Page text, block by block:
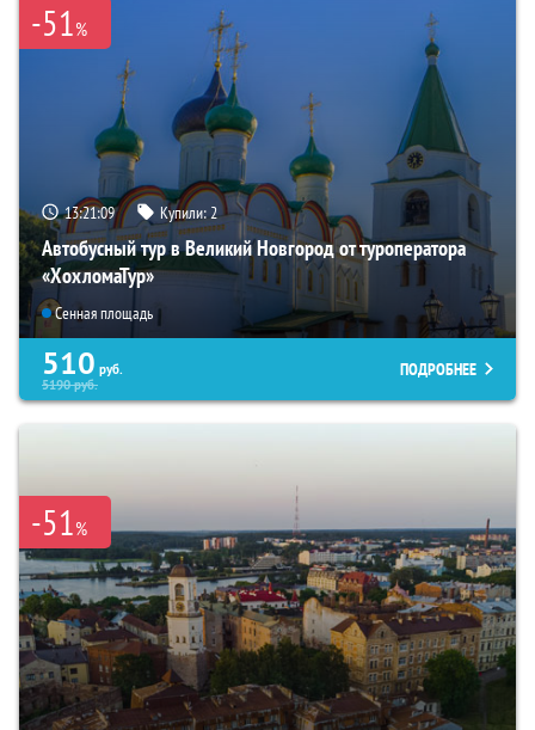
-51%
13:21:08 Купили:2
Автобусный тур в Великий Новгород от туроператора
«ХохломаТур»
Сенная площадь
510 руб.
5190руб.
ПОДРОБНЕЕ
-51%